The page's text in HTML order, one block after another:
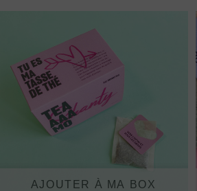
AJOUTER À MA BOX